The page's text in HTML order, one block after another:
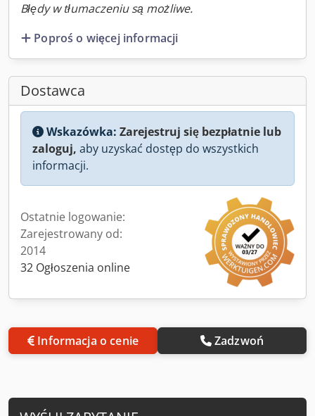
Błędy w tłumaczeniu są możliwe.
Poproś o więcej informacji
Dostawca
Wskazówka: Zarejestruj się bezpłatnie lub
zaloguj, aby uzyskać dostęp do wszystkich
informacji.
Ostatnie logowanie:
Zarejestrowany od:
2014
32 Ogłoszenia online
Informacja o cenie Zadzwoń